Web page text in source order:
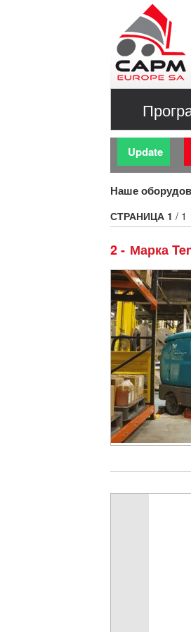
Update
Наше
2 Марка
СТРАНИЦА 1 / 1